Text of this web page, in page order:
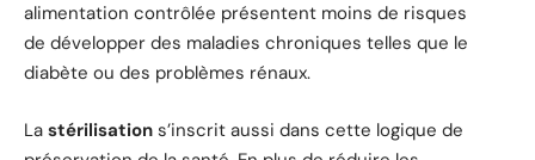
alimentation contrôlée présentent moins de risques
de développer des maladies chroniques telles que le
diabète ou des problèmes rénaux.
La stérilisation s’inscrit aussi dans cette logique de